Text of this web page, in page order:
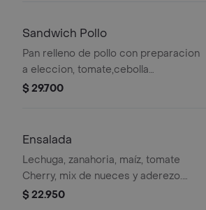
Sandwich Pollo
Pan relleno de pollo con preparacion
a eleccion, tomate,cebolla
caramelizada, lechuga acompañado
$ 29.700
Ensalada
Lechuga, zanahoria, maíz, tomate
Cherry, mix de nueces y aderezo.
Escoge entre Nuggets o pollo a la
$ 22.950